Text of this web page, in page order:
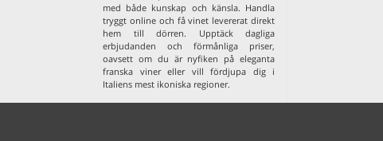
med både kunskap och känsla. Handla
tryggt online och få vinet levererat direkt
hem till dörren. Upptäck dagliga
erbjudanden och förmånliga priser,
oavsett om du är nyfiken på eleganta
franska vinereller vill fördjupa dig i
Italiens mest ikoniska regioner.